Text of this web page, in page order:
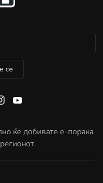
се
ќе добивате е-порака